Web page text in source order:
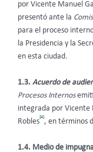
por Vicente Manuel
presentó ante la
para el proceso
la Presidencia y la
en esta ciudad.
1.3. Acuerdo de
Procesos Internos
integrada por Vicente
Robles
[4]
, en términos
1.4. Medio de